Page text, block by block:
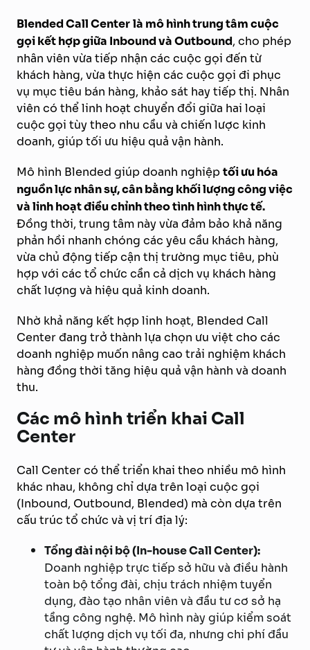
Blended Call Centerlà mô hình trung tâm cuộc
gọi kết hợp giữa Inbound và Outbound, cho phép
nhân viên vừa tiếp nhận các cuộc gọi đến từ
khách hàng, vừa thực hiện các cuộc gọi đi phục
vụ mục tiêu bán hàng, khảo sát hay tiếp thị. Nhân
viên có thể linh hoạt chuyển đổi giữa hai loại
cuộc gọi tùy theo nhu cầu và chiến lược kinh
doanh, giúp tối ưu hiệu quả vận hành.
Mô hình Blended giúp doanh nghiệptối ưu hóa
nguồn lực nhân sự, cân bằng khối lượng công việc
và linh hoạt điều chỉnh theo tình hình thực tế.
Đồng thời, trung tâm này vừa đảm bảo khả năng
phản hồi nhanh chóng các yêu cầu khách hàng,
vừa chủ động tiếp cận thị trường mục tiêu, phù
hợp với các tổ chức cần cả dịch vụ khách hàng
chất lượng và hiệu quả kinh doanh.
Nhờ khả năng kết hợp linh hoạt, Blended Call
Center đang trở thành lựa chọn ưu việt cho các
doanh nghiệp muốn nâng cao trải nghiệm khách
hàng đồng thời tăng hiệu quả vận hành và doanh
thu.
Các mô hình triển khai Call
Center
Call Center có thể triển khai theo nhiều mô hình
khác nhau, không chỉ dựa trên loại cuộc gọi
(Inbound, Outbound, Blended) mà còn dựa trên
cấu trúc tổ chức và vị trí địa lý:
Tổng đài nội bộ (In-house Call Center):
Doanh nghiệp trực tiếp sở hữu và điều hành
toàn bộ tổng đài, chịu trách nhiệm tuyển
dụng, đào tạo nhân viên và đầu tư cơ sở hạ
tầng công nghệ. Mô hình này giúp kiểm soát
chất lượng dịch vụ tối đa, nhưng chi phí đầu